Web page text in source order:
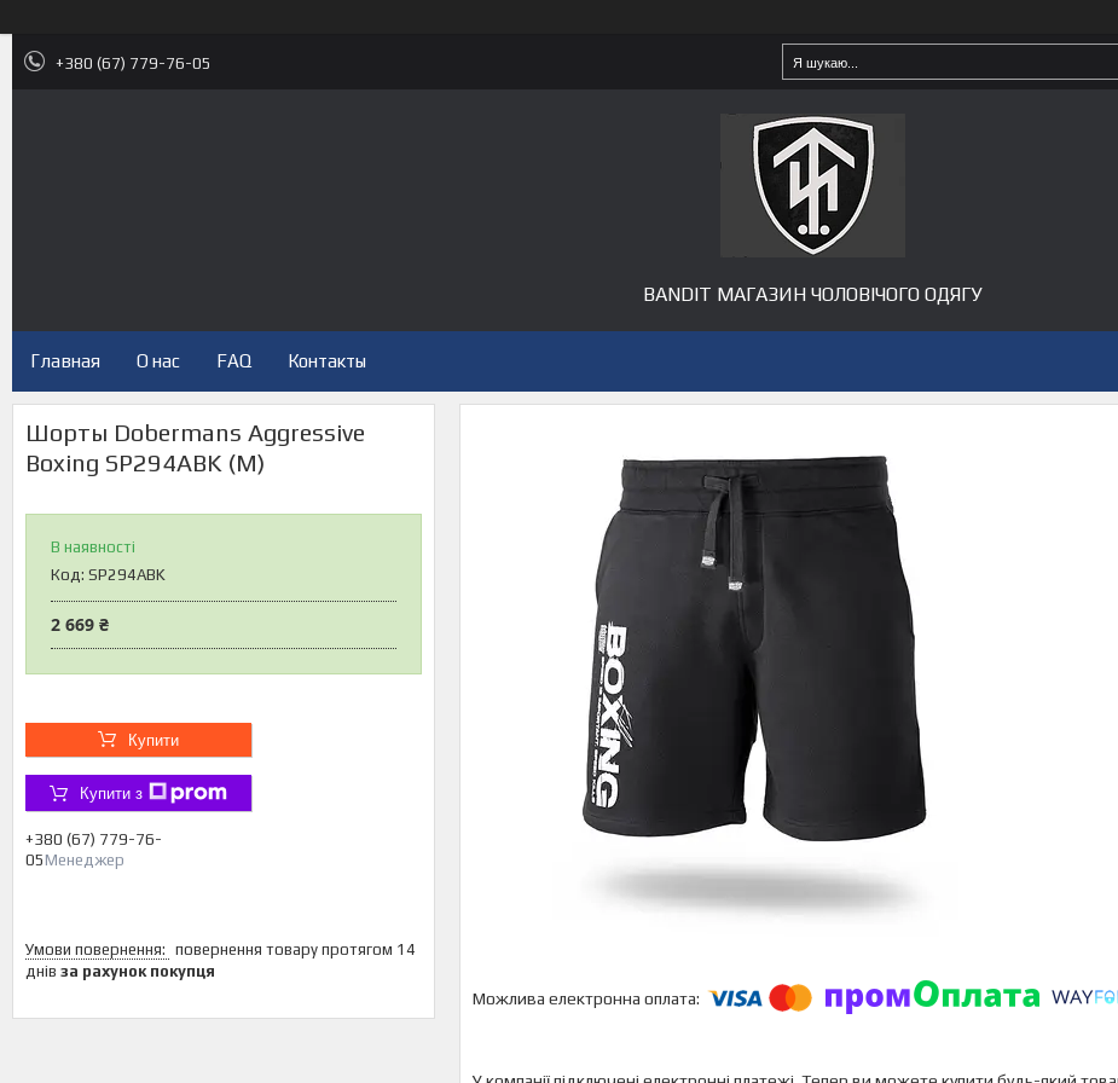
+380 (67) 779-76-05
BANDIT МАГАЗИН ЧОЛОВІЧОГО ОДЯГУ
Главная О нас FAQ Контакты
Шорты Dobermans Aggressive
Boxing SP294ABK (M)
В наявності
Код: SP294ABK
2 669 ₴
Купити
Купити з
+380 (67) 779-76-
05 Менеджер
повернення товару протягом 14
днів за рахунок покупця